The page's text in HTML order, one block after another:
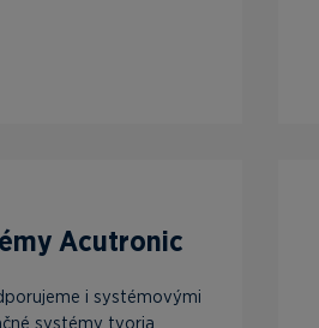
Acutronic
i systémovými
systémy tvoria